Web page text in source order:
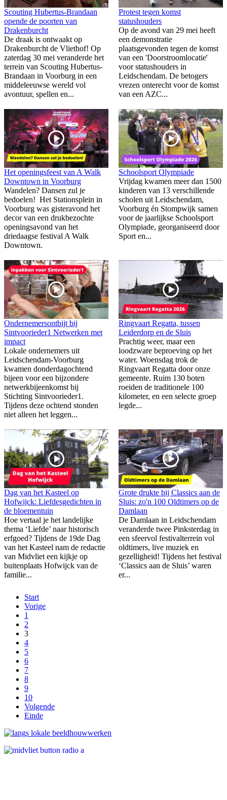
Scouting Hubertus-Brandaan
opende de poorten van
Drakenburcht
De draak is ontwaakt op
Drakenburcht de Vliethof! Op
zaterdag 30 mei veranderde het
terrein van Scouting Hubertus-
Brandaan in Voorburg in een
middeleeuwse wereld vol
avontuur, spellen en...
Protest tegen komst
statushouders
Op de avond van 29 mei heeft
een demonstratie
plaatsgevonden tegen de komst
van een 'Doorstroomlocatie'
voor statushouders in
Leidschendam. De betogers
vrezen onterecht voor de komst
van een AZC...
Het openingsfeest van A Walk
Downtown in Voorburg
Wandelen? Dansen zul je
bedoelen! Het Stationsplein in
Voorburg was gisteravond het
decor van een drukbezochte
openingsavond van het
driedaagse festival A Walk
Downtown.
Schoolsport Olympiade
Vrijdag kwamen meer dan 1500
kinderen van 13 verschillende
scholen uit Leidschendam,
Voorburg én Stompwijk samen
voor de jaarlijkse Schoolsport
Olympiade, georganiseerd door
Sport en...
Ondernemersontbijt bij
Sintvoorieder1 Netwerken met
impact
Lokale ondernemers uit
Leidschendam-Voorburg
kwamen donderdagochtend
bijeen voor een bijzondere
netwerkbijeenkomst bij
Stichting Sintvoorieder1.
Tijdens deze ochtend stonden
niet alleen het leggen...
Ringvaart Regatta, tussen
Leiderdorp en de Sluis
Prachtig weer, maar een
loodzware beproeving op het
water. Woensdag trok de
Ringvaart Regatta door onze
gemeente. Ruim 130 boten
roeiden de traditionele 100
kilometer, en een selecte groep
legde...
Dag van het Kasteel op
Hofwijck: Liefdesgedichten in
de bloementuin
Hoe vertaal je het landelijke
thema ‘Liefde’ naar historisch
erfgoed? Tijdens de 19de Dag
van het Kasteel nam de redactie
van Midvliet een kijkje op
buitenplaats Hofwijck van de
familie...
Grote drukte bij Classics aan de
Sluis: zo'n 100 Oldtimers op de
Damlaan
De Damlaan in Leidschendam
veranderde twee Pinksterdag in
een sfeervol festivalterrein vol
oldtimers, live muziek en
gezelligheid! Tijdens het festival
‘Classics aan de Sluis’ waren
er...
Start
Vorige
1
2
3
4
5
6
7
8
9
10
Volgende
Einde